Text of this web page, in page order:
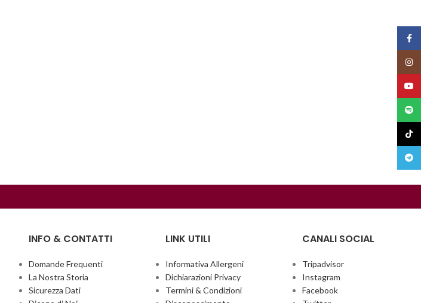
INFO & CONTATTI
Domande Frequenti
La Nostra Storia
Sicurezza Dati
LINK UTILI
Informativa Allergeni
Dichiarazioni Privacy
Termini & Condizioni
CANALI SOCIAL
Tripadvisor
Instagram
Facebook